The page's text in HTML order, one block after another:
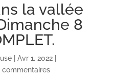
la vallée
8
| Avr 1, 2022|
commentaires